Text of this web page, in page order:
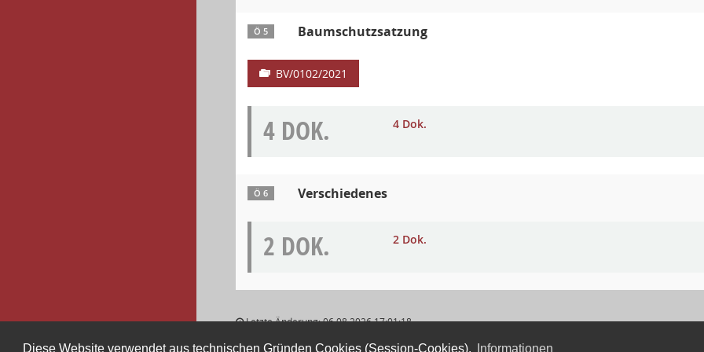
Diese Website verwendet aus technischen Gründen Cookies (Session-Cookies). Informationen
Ö 5 Baumschutzsatzung
BV/0102/2021
4 DOK. 4 Dok.
Ö 6 Verschiedenes
2 DOK. 2 Dok.
Letzte Änderung: 06.08.2026 17:01:18